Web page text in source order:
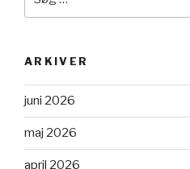
efter:
ARKIVER
juni 2026
maj 2026
april 2026